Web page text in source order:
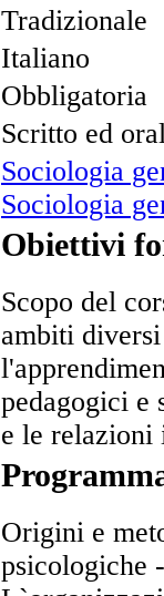
Tradizionale
Italiano
Obbligatoria
Scritto ed
Sociologia
Sociologia
Obiettivi
Scopo del
ambiti
pedagogici e
e le
Origini e
psicologiche